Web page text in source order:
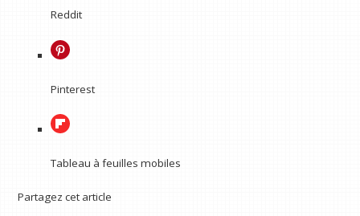
Reddit
Pinterest
Tableau à feuilles mobiles
Partagez cet article